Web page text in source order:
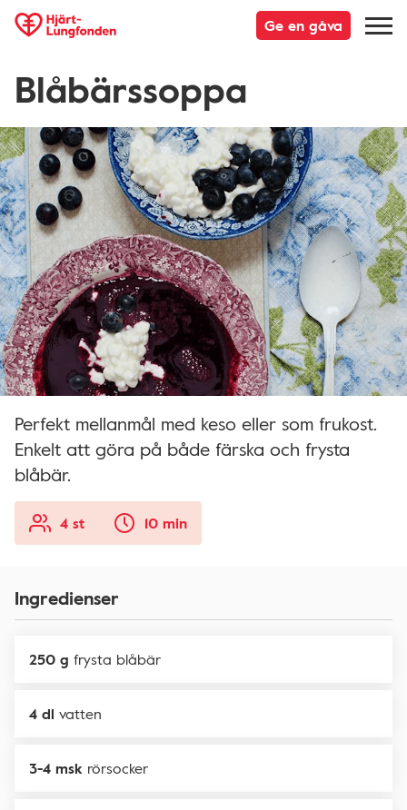
Ge en gåva
Blåbärssoppa
Perfekt mellanmål med keso eller som frukost.
Enkelt att göra på både färska och frysta
blåbär.
4 st 10 min
Ingredienser
250 g frysta blåbär
4 dl vatten
3-4 msk rörsocker